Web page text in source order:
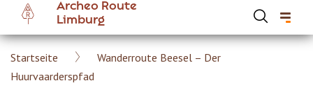
main
content
Archeo Route
Limburg
Breadcrumb
Startseite
Wanderroute Beesel – Der
Huurvaarderspfad